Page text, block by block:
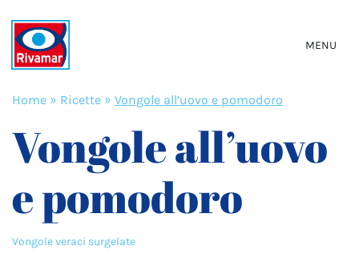
MENU
Home » Ricette » Vongole all’uovo e pomodoro
Vongole all’uovo
e pomodoro
Vongole veraci surgelate